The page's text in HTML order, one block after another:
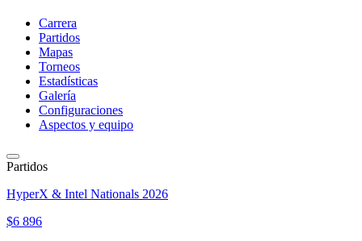
Carrera
Partidos
Mapas
Torneos
Estadísticas
Galería
Configuraciones
Aspectos y equipo
Partidos
HyperX & Intel Nationals 2026
$6 896